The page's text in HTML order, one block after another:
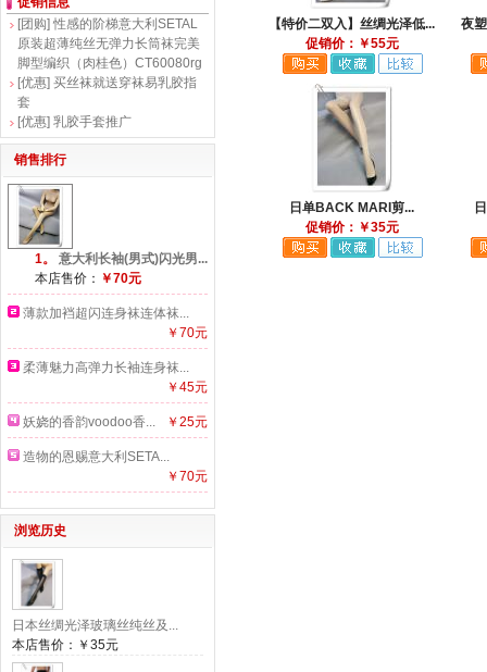
[团购] 性感的阶梯意大利SETAL
原装超薄纯丝无弹力长筒袜完美
脚型编织（肉桂色）CT60080rg
[优惠] 买丝袜就送穿袜易乳胶指
套
[优惠] 乳胶手套推广
销售排行
1。
意大利长袖(男式)闪光男...
本店售价： ￥70元
薄款加裆超闪连身袜连体袜...
￥70元
柔薄魅力高弹力长袖连身袜...
￥45元
妖娆的香韵voodoo香... ￥25元
造物的恩赐意大利SETA...
￥70元
浏览历史
日本丝绸光泽玻璃丝纯丝及...
本店售价： ￥35元
【特价二双入】丝绸光泽低...
促销价：￥55元
夜
日单BACK MARI剪...
促销价：￥35元